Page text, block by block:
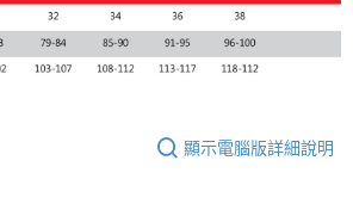
顯示電腦版詳細說明